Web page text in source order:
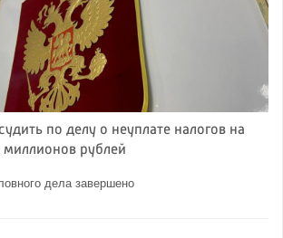
по делу о неуплате налогов на
рублей
дела завершено